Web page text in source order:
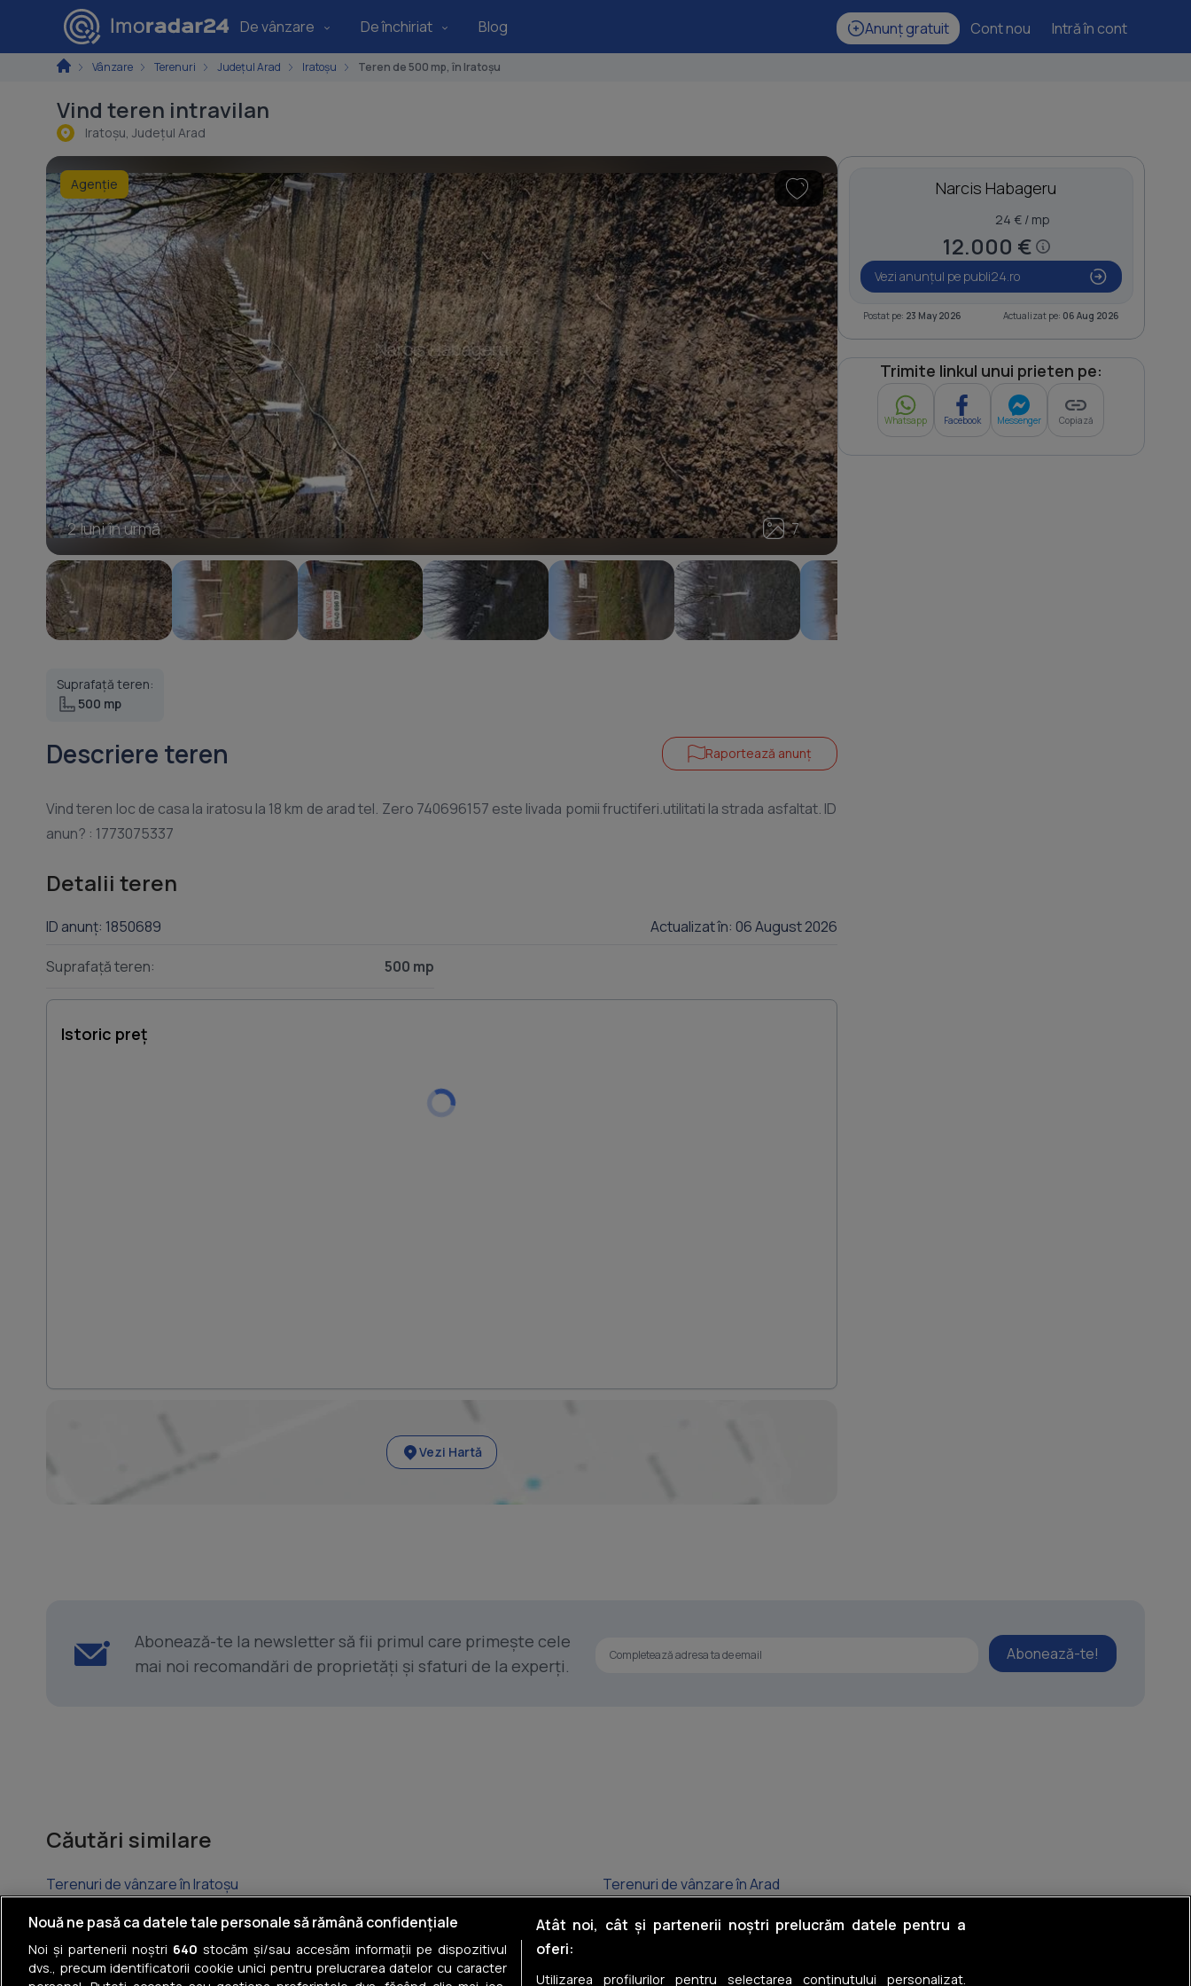
De vânzare De închiriat Blog Anunț gratuit Cont nou Intră în cont
Vânzare Terenuri Județul Arad Iratoșu Teren de 500 mp, în Iratoșu
Vind teren intravilan
Iratoşu, Judeţul Arad
2 luni în urmă 7
7
Agenție
Suprafață teren:
500 mp
Descriere teren Raportează anunț
Vind teren loc de casa la iratosu la 18 km de arad tel. Zero 740696157 este livada pomii fructiferi.utilitati la strada asfaltat. ID
Detalii teren
Actualizat în: 06 August 2026
ID anunț: 1850689
Suprafață teren: 500 mp
Istoric preț
Vezi Hartă
Narcis Habageru
24 € / mp
12.000 €
Vezi anunțul pe publi24.ro
Postat pe: 23 May 2026 Actualizat pe: 06 Aug 2026
Trimite linkul unui prieten pe:
Whatsapp Facebook Messenger Copiază
Abonează-te la newsletter să fii primul care primește cele
mai noi recomandări de proprietăți și sfaturi de la experți.
Abonează-te!
Căutări similare
Terenuri de vânzare în Iratoșu
Terenuri de vânzare în Arad
Terenuri de vânzare în Vladimirescu
Terenuri de vânzare în Curtici
Terenuri de vânzare în Livada
Nouă ne pasă ca datele tale personale să rămână confidențiale
Noi și partenerii noștri 640 stocăm și/sau accesăm informații pe dispozitivul
dvs., precum identificatorii cookie unici pentru prelucrarea datelor cu caracter
Atât noi, cât și partenerii noștri prelucrăm datele pentru a
oferi:
Utilizarea profilurilor pentru selectarea conținutului personalizat.